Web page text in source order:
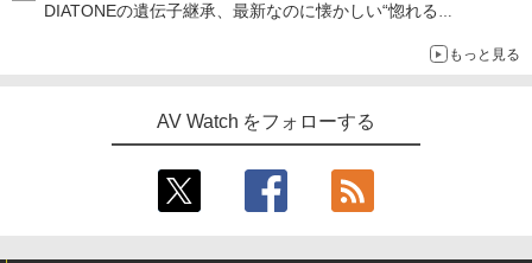
DIATONEの遺伝子継承、最新なのに懐かしい“惚れる
もっと見る
AV Watch をフォローする